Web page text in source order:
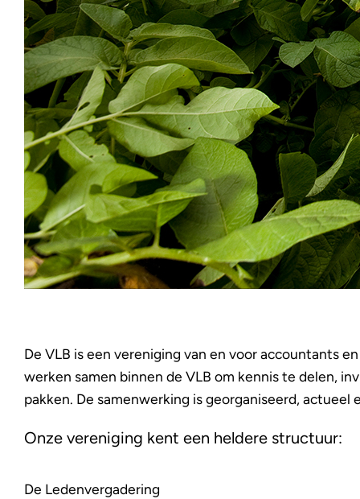
De VLB is een vereniging van en voor accountants
werken samen binnen de VLB om kennis te delen,
pakken. De samenwerking is georganiseerd,
Onze vereniging kent een heldere structuur:
De Ledenvergadering